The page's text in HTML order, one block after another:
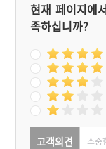
현재 페이지에
족하십니까?
고객의견